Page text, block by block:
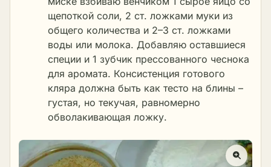
щепоткой соли, 2 ст. ложками муки из
общего количества и 2–3 ст. ложками
воды или молока. Добавляю оставшиеся
специи и 1 зубчик прессованного чеснока
для аромата. Консистенция готового
кляра должна быть как тесто на блины –
густая, но текучая, равномерно
обволакивающая ложку.